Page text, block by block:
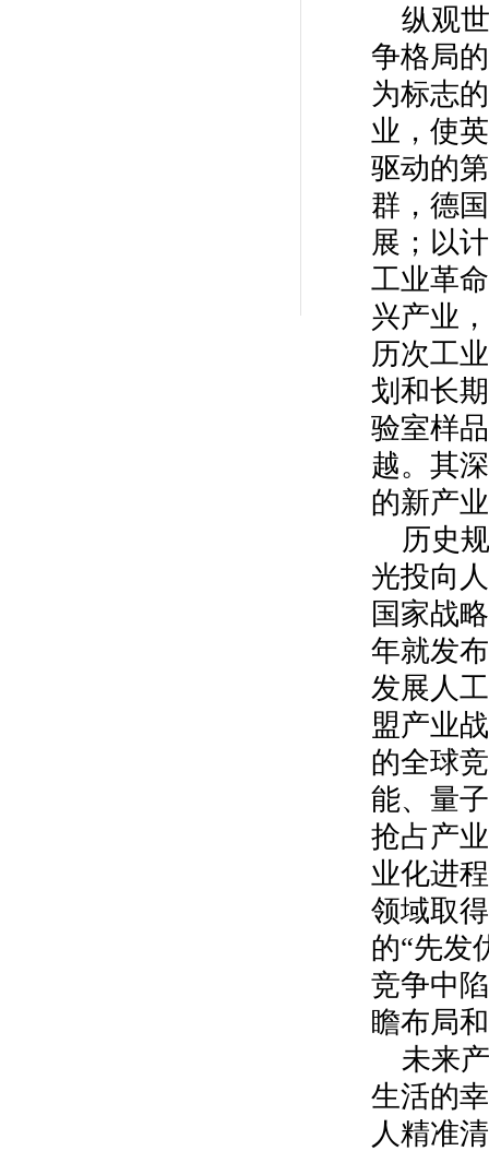
纵观
争格局
为标志
业，使
驱动的
群，德
展；以
工业革
兴产业
历次工
划和长
验室样
越。其
的新产
历史
光投向
国家战
年就发
发展人
盟产业
的全球
能、量
抢占产
业化进
领域取
的“先发
竞争中
瞻布局
未来
生活的
人精准